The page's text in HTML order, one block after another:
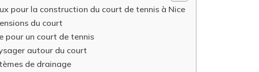
pour la construction du court de tennis à Nice
du court
pour un court de tennis
autour du court
de drainage